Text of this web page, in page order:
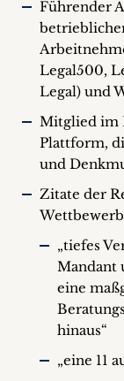
Führender
Legal500,
Legal) und
Mitglied im
Plattform,
und
Zitate der
„tiefes
Mandant
eine
hinaus“
„eine 11